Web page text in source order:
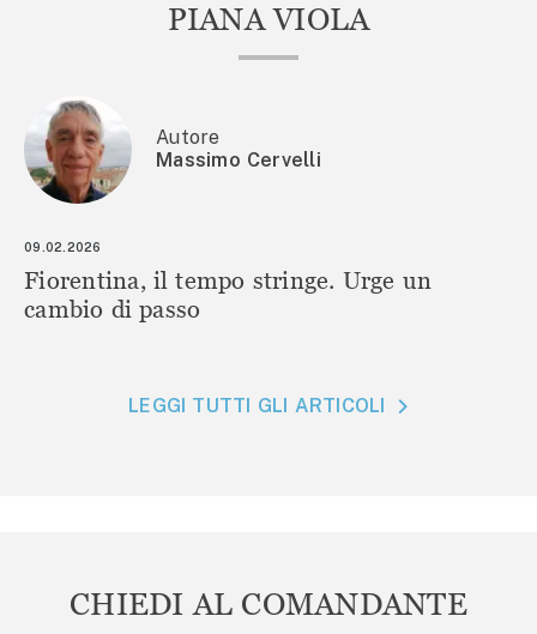
PIANA VIOLA
Autore
Massimo Cervelli
09.02.2026
Fiorentina, il tempo stringe. Urge un
cambio di passo
LEGGI TUTTI GLI ARTICOLI
CHIEDI AL COMANDANTE